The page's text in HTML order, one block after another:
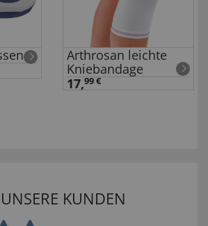
Arthrosan leichte
Kniebandage
17,99 €
KUNDEN